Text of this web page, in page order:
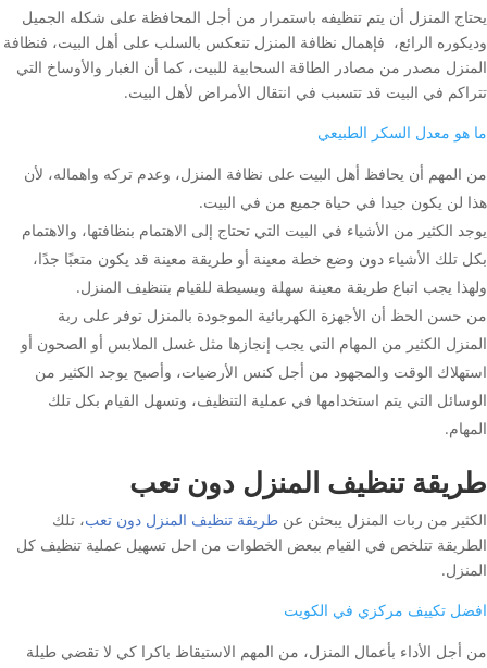
يحتاج المنزل أن يتم تنظيفه باستمرار من أجل المحافظة على شكله الجميل
وديكوره الرائع، فإهمال نظافة المنزل تنعكس بالسلب على أهل البيت، فنظافة
المنزل مصدر من مصادر الطاقة السحابية للبيت، كما أن الغبار والأوساخ التي
تتراكم في البيت قد تتسبب في انتقال الأمراض لأهل البيت.
ما هو معدل السكر الطبيعي
من المهم أن يحافظ أهل البيت على نظافة المنزل، وعدم تركه واهماله، لأن
هذا لن يكون جيدا في حياة جميع من في البيت.
يوجد الكثير من الأشياء في البيت التي تحتاج إلى الاهتمام بنظافتها، والاهتمام
بكل تلك الأشياء دون وضع خطة معينة أو طريقة معينة قد يكون متعبًا جدًا،
ولهذا يجب اتباع طريقة معينة سهلة وبسيطة للقيام بتنظيف المنزل.
من حسن الحظ أن الأجهزة الكهربائية الموجودة بالمنزل توفر على ربة
المنزل الكثير من المهام التي يجب إنجازها مثل غسل الملابس أو الصحون أو
استهلاك الوقت والمجهود من أجل كنس الأرضيات، وأصبح يوجد الكثير من
الوسائل التي يتم استخدامها في عملية التنظيف، وتسهل القيام بكل تلك
المهام.
طريقة تنظيف المنزل دون تعب
الكثير من ربات المنزل يبحثن عن طريقة تنظيف المنزل دون تعب، تلك
الطريقة تتلخص في القيام ببعض الخطوات من احل تسهيل عملية تنظيف كل
المنزل.
افضل تكييف مركزي في الكويت
من أجل الأداء بأعمال المنزل، من المهم الاستيقاظ باكرا كي لا تقضي طيلة